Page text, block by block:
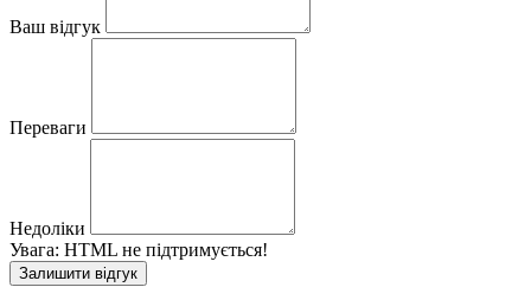
Ваш відгук
Переваги
Недоліки
Увага: HTML не підтримується!
Залишити відгук